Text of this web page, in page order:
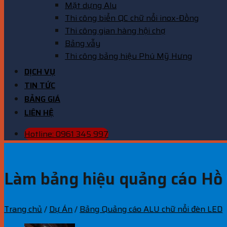
Mặt dựng Alu
Thi công biển QC chữ nổi inox-Đồng
Thi công gian hàng hội chợ
Bảng vẫy
Thi công bảng hiệu Phú Mỹ Hưng
DỊCH VỤ
TIN TỨC
BẢNG GIÁ
LIÊN HỆ
Hotline: 0961 345 997
Làm bảng hiệu quảng cáo
Trang chủ / Dự Án/ Bảng Quảng cáo ALU chữ nổi đèn LED